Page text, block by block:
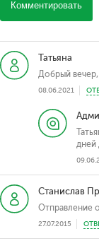
Комментировать
Татьяна
Добрый вечер,
08.06.2021
дней
Станислав
Отправление
27.07.2015